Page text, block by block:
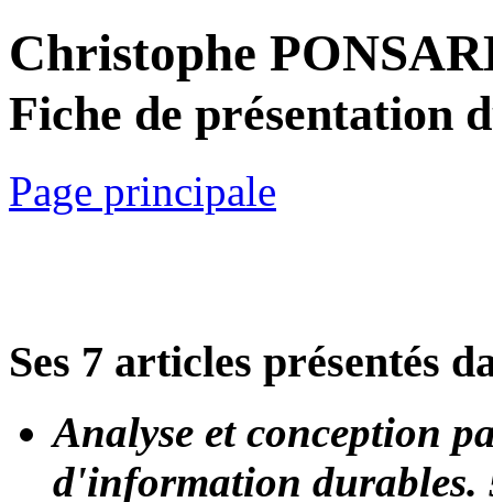
Christophe
Fiche de présentation
Page principale
Ses 7 articles présentés
Analyse et conception
d'information durables.